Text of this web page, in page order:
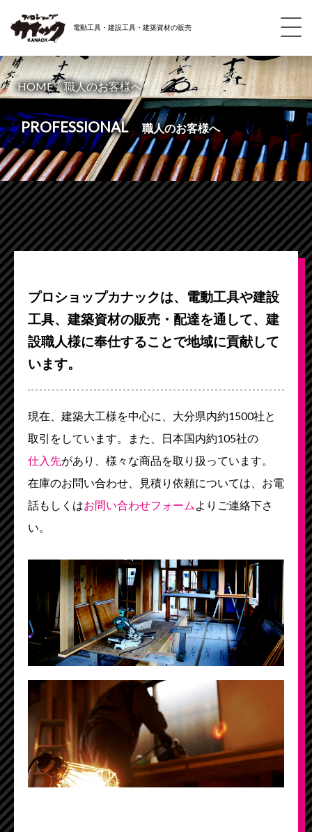
電動工具・建設工具・建築資材の販売
HOME / 職人のお客様へ
PROFESSIONAL 職人のお客様へ
プロショップカナックは、電動工具や建設
工具、建築資材の販売・配達を通して、建
設職人様に奉仕することで地域に貢献して
います。
現在、建築大工様を中心に、大分県内約1500社と
取引をしています。また、日本国内約105社の
仕入先があり、様々な商品を取り扱っています。
在庫のお問い合わせ、見積り依頼については、お電
話もしくはお問い合わせフォーム よりご連絡下さ
い。